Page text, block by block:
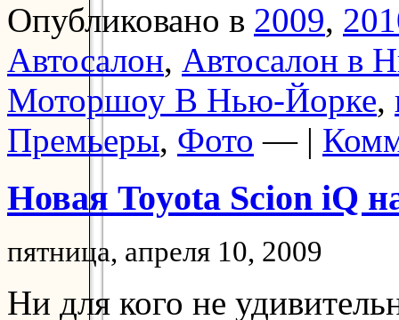
Опубликовано в 2009,
Автосалон, Автосалон в
Моторшоу В Нью-Йорке,
Премьеры, Фото — |
Новая Toyota Scion iQ
пятница, апреля 10, 2009
Ни для кого не